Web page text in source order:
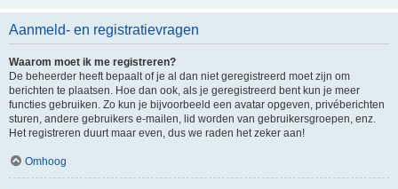
Aanmeld- en registratievragen
Waarom moet ik me registreren?
De beheerder heeft bepaalt of je al dan niet geregistreerd moet zijn om
berichten te plaatsen. Hoe dan ook, als je geregistreerd bent kun je meer
functies gebruiken. Zo kun je bijvoorbeeld een avatar opgeven, privéberichten
sturen, andere gebruikers e-mailen, lid worden van gebruikersgroepen, enz.
Het registreren duurt maar even, dus we raden het zeker aan!
Omhoog